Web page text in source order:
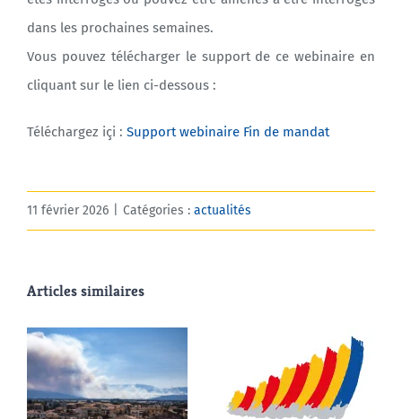
dans les prochaines semaines.
Vous pouvez télécharger le support de ce webinaire en
cliquant sur le lien ci-dessous :
Téléchargez içi : Support webinaire Fin de mandat
11 février 2026 Catégories : actualités
Articles similaires